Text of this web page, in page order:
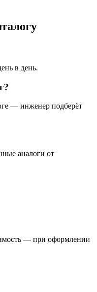
в день.
— инженер подберёт
аналоги от
— при оформлении